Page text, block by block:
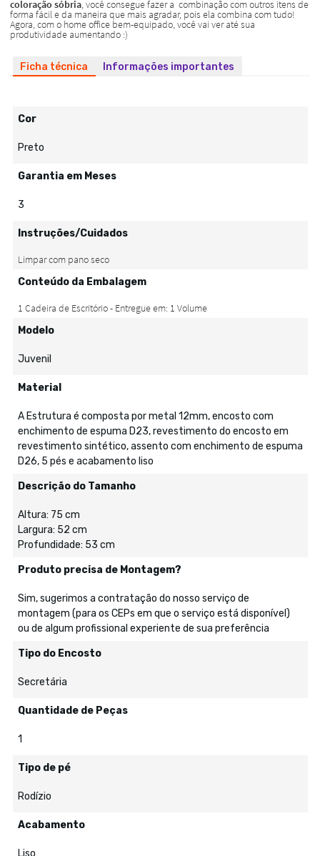
Ficha técnica Informações importantes
Cor
Preto
Garantia em Meses
3
Instruções/Cuidados
Conteúdo da Embalagem
Modelo
Juvenil
Material
A Estrutura é composta por metal 12mm, encosto com
enchimento de espuma D23, revestimento do encosto em
revestimento sintético, assento com enchimento de espuma
D26, 5 pés e acabamento liso
Descrição do Tamanho
Altura: 75 cm
Largura: 52 cm
Profundidade: 53 cm
Produto precisa de Montagem?
Sim, sugerimos a contratação do nosso serviço de
montagem (para os CEPs em que o serviço está disponível)
ou de algum profissional experiente de sua preferência
Tipo do Encosto
Secretária
Quantidade de Peças
1
Tipo de pé
Rodízio
Acabamento
Liso